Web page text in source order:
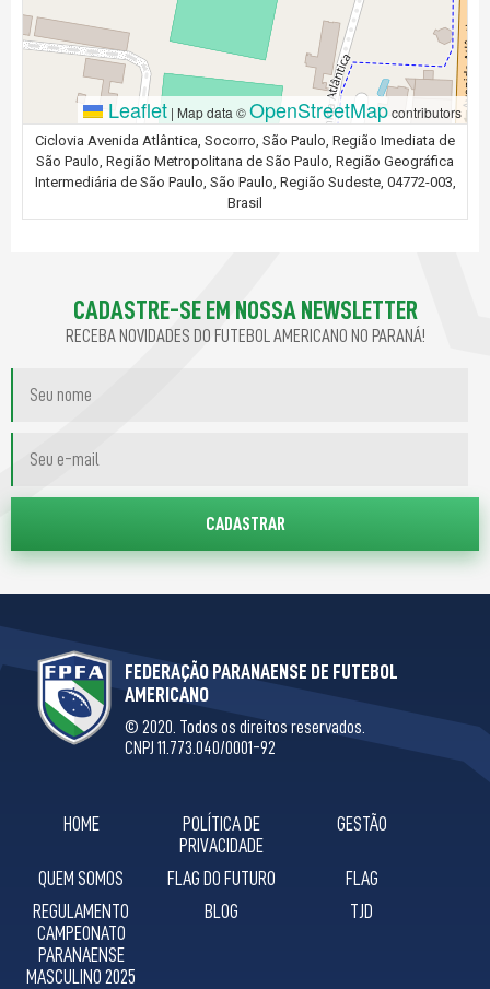
Leaflet | Map data ©OpenStreetMapcontributors
Ciclovia Avenida Atlântica, Socorro, São Paulo, Região Imediata de
São Paulo, Região Metropolitana de São Paulo, Região Geográfica
Intermediária de São Paulo, São Paulo, Região Sudeste, 04772-003,
Brasil
CADASTRE-SE EM NOSSA NEWSLETTER
RECEBA NOVIDADES DO FUTEBOL AMERICANO NO PARANÁ!
FEDERAÇÃO PARANAENSE DE FUTEBOL
AMERICANO
© 2020. Todos os direitos reservados.
CNPJ 11.773.040/0001-92
HOME
POLÍTICA DE
PRIVACIDADE
GESTÃO
QUEM SOMOS FLAG DO FUTURO
FLAG
REGULAMENTO
CAMPEONATO
PARANAENSE
MASCULINO 2025
BLOG TJD